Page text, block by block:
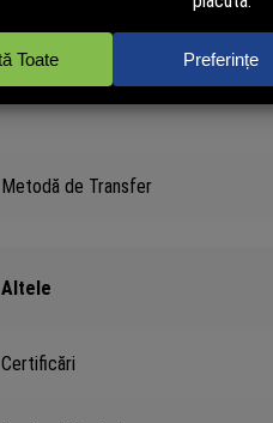
Metodă de Transfer
Altele
Certificări